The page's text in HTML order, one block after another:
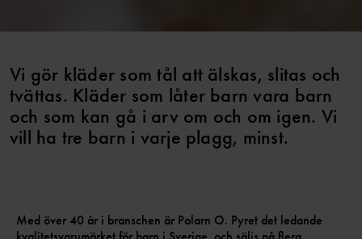
Vi gör kläder som tål att älskas, slitas och
tvättas. Kläder som låter barn vara barn
och som kan gå i arv om och om igen. Vi
vill ha tre barn i varje plagg, minst.
Med över 40 år i branschen är Polarn O. Pyret det ledande